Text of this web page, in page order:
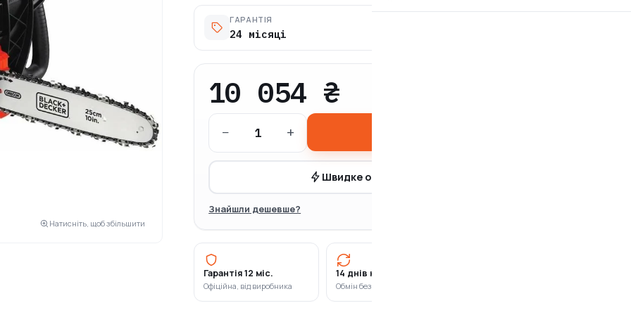
Натисніть, щоб збільшити
ГАРАНТІЯ
24 місяці
10 054 ₴
− +
Швидке оформлення в 1 клік
Знайшли дешевше?
Гарантія 12 міс.
Офіційна, від виробника
14 днів на повернення
Обмін без зайвих питань